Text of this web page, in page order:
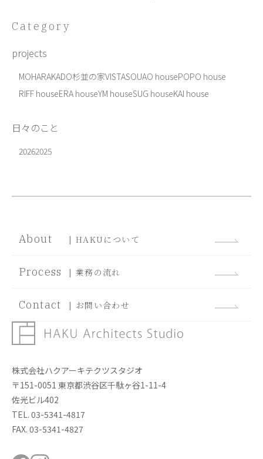
Category
projects
MOHARAKADO杉並の家VISTASOUAO housePOPO house
RIFF houseERA houseYM houseSUG houseKAI house
日々のこと
20262025
About | HAKUについて
Process | 業務の流れ
Contact | お問い合わせ
株式会社ハクアーキテクツスタジオ
〒151-0051 東京都渋谷区千駄ヶ谷1-11-4
佐光ビル402
TEL. 03-5341-4817
FAX. 03-5341-4827